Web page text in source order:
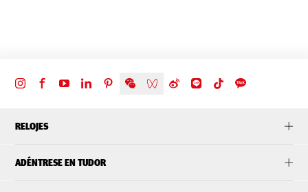
RELOJES
ADÉNTRESE EN TUDOR